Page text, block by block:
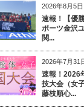
2026年8月5日
速報！【優
ポーツ金沢
関...
2026年7月31
速報！2026
技大会（女
藤枝順心...